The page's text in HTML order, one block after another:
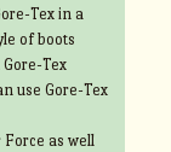
Tex in a
of boots
Tex
use Gore-Tex
as well